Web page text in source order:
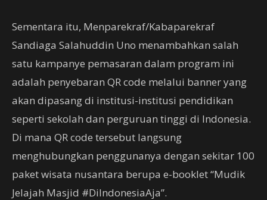
Sementara itu, Menparekraf/Kabaparekraf
Sandiaga Salahuddin Uno menambahkan salah
satu kampanye pemasaran dalam program ini
adalah penyebaran QR code melalui banner yang
akan dipasang di institusi-institusi pendidikan
seperti sekolah dan perguruan tinggi di Indonesia.
Di mana QR code tersebut langsung
menghubungkan penggunanya dengan sekitar 100
paket wisata nusantara berupa e-booklet “Mudik
Jelajah Masjid #DiIndonesiaAja”.